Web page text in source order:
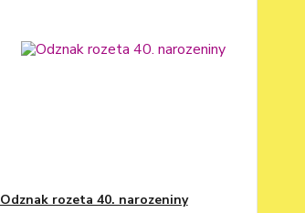
Odznak rozeta 40. narozeniny